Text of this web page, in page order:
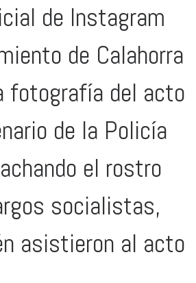
de Instagram
de Calahorra
fotografía del acto
de la Policía
el rostro
socialistas,
asistieron al acto